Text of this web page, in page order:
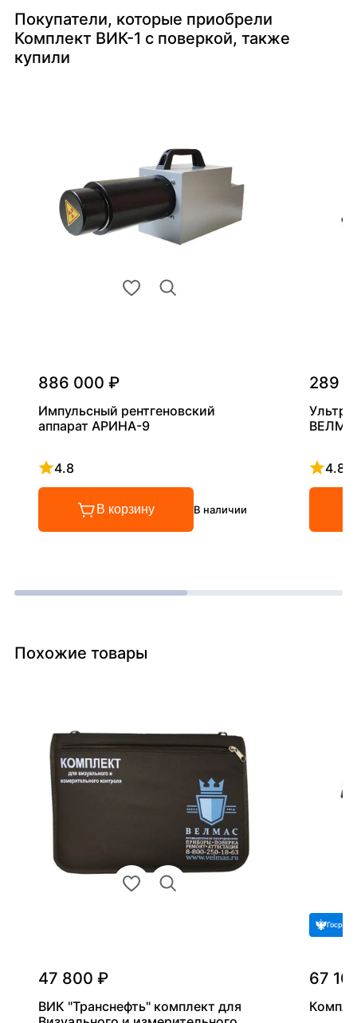
Покупатели, которые приобрели
Комплект ВИК-1 с поверкой, также
купили
886 000 ₽
Импульсный рентгеновский
аппарат АРИНА-9
4.8
Рейтинг 4.8 из 5
В корзину В наличии
289
4.8
Похожие товары
47 800 ₽
ВИК "Транснефть" комплект для
67